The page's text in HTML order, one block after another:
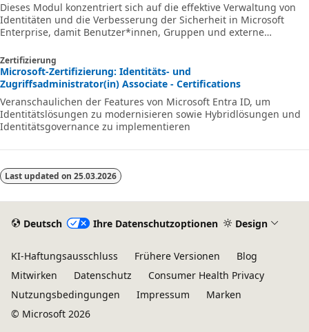
Dieses Modul konzentriert sich auf die effektive Verwaltung von
Identitäten und die Verbesserung der Sicherheit in Microsoft
Enterprise, damit Benutzer*innen, Gruppen und externe
geschützt sind.
Zertifizierung
Microsoft-Zertifizierung: Identitäts- und
Zugriffsadministrator(in) Associate - Certifications
Veranschaulichen der Features von Microsoft Entra ID, um
Identitätslösungen zu modernisieren sowie Hybridlösungen und
Identitätsgovernance zu implementieren
Last updated on 25.03.2026
Deutsch Ihre Datenschutzoptionen Design
KI-Haftungsausschluss Frühere Versionen
Blog
Mitwirken
Datenschutz
Consumer Health Privacy
Nutzungsbedingungen
Impressum
Marken
© Microsoft 2026